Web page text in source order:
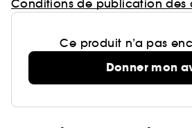
Conditions de publication des
Ce produit n’a pas
Donner mon